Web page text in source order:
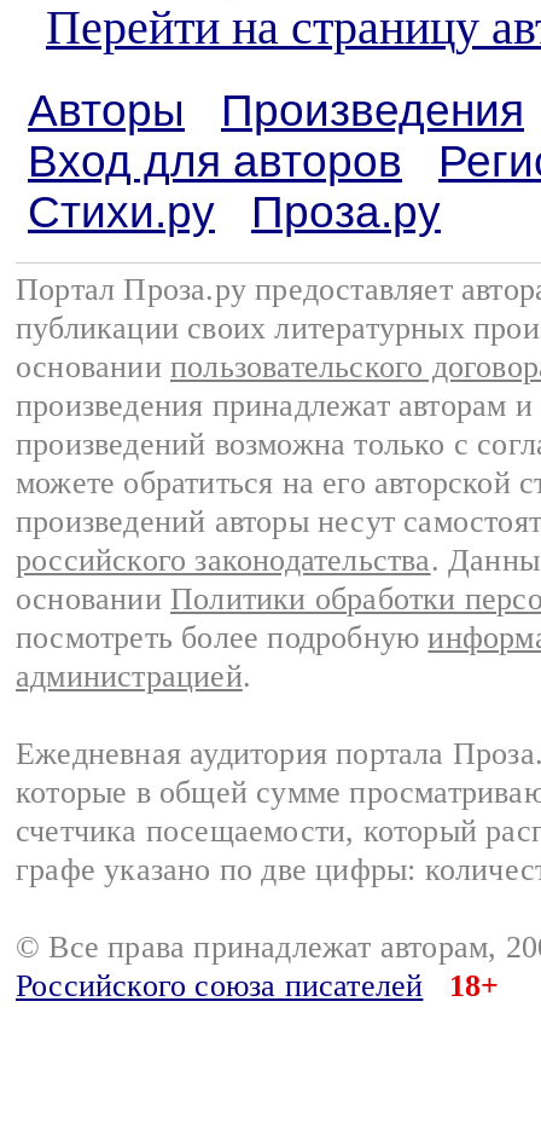
Перейти на страницу
Авторы
Произведения
Вход для авторов
Стихи.ру
Проза.ру
Портал Проза.ру предоставляет
публикации своих литературных
основании пользовательского
произведения принадлежат авторам
произведений возможна только с
можете обратиться на его авторской
произведений авторы несут
российского законодательства.
основании Политики обработки
посмотреть более подробную
администрацией.
Ежедневная аудитория портала
которые в общей сумме
счетчика посещаемости, который
графе указано по две цифры:
© Все права принадлежат авторам,
Российского союза писателей
18+